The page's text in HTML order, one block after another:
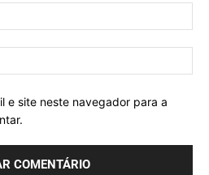
e site neste navegador para a